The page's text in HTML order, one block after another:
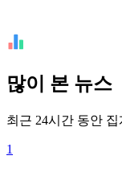
많이 본 뉴스
최근 24시간 동안
1